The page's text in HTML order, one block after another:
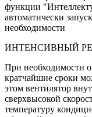
функции
автоматически
необходимости
ИНТЕНСИВНЫЙ
При необходимости
кратчайшие сроки
этом вентилятор
сверхвысокой
температуру